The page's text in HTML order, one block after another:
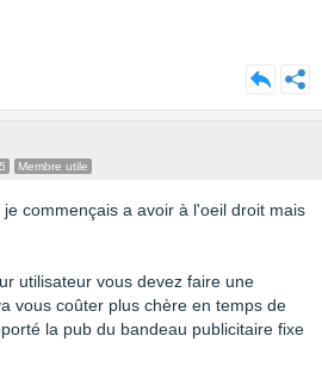
Membre utile
commençais a avoir à l'oeil droit mais
utilisateur vous devez faire une
vous coûter plus chère en temps de
la pub du bandeau publicitaire fixe